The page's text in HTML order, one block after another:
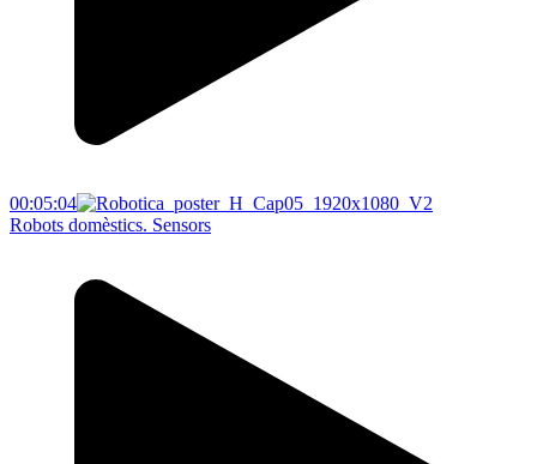
00:05:04
Robots domèstics. Sensors